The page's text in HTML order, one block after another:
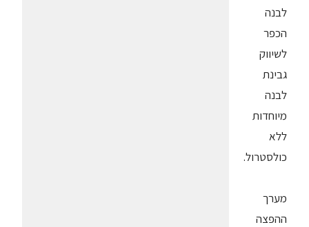
לבנה
הכפר
לשיווק
גבינת
לבנה
מיוחדות
ללא
כולסטרול.
מערך
ההפצה